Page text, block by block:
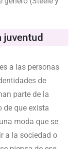
juventud
a las personas
de
parte de la
de que exista
moda que se
a la sociedad o